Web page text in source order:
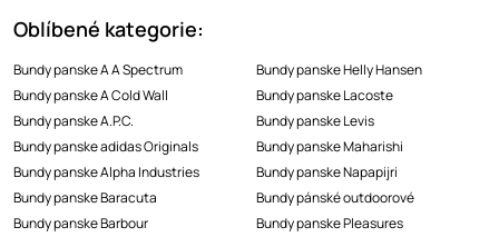
Oblíbené kategorie:
Bundy panske A A Spectrum
Bundy panske A Cold Wall
Bundy panske A.P.C.
Bundy panske adidas Originals
Bundy panske Alpha Industries
Bundy panske Baracuta
Bundy panske Barbour
Bundy panske Helly Hansen
Bundy panske Lacoste
Bundy panske Levis
Bundy panske Maharishi
Bundy panske Napapijri
Bundy pánské outdoorové
Bundy panske Pleasures